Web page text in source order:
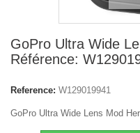
GoPro Ultra Wide
Référence:
Reference: W129019941
GoPro Ultra Wide Lens Mod